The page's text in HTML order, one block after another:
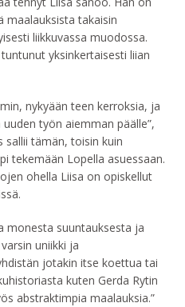
maalauksista takaisin
liikkuvassa muodossa.
yksinkertaisesti liian
nykyään teen kerroksia, ja
työn aiemman päälle”,
sallii tämän, toisin kuin
tekemään Lopella asuessaan.
ohella Liisa on opiskellut
monesta suuntauksesta ja
uniikki ja
jotakin itse koettua tai
kuten Gerda Rytin
abstraktimpia maalauksia.”